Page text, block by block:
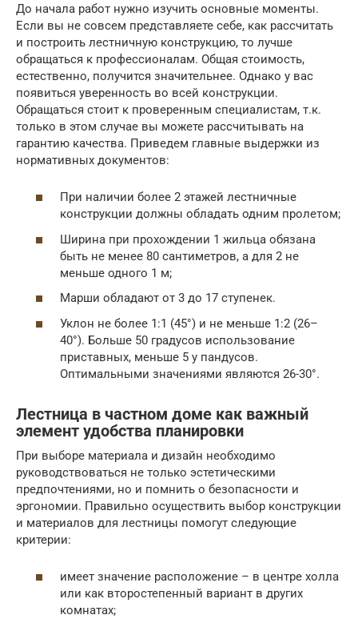
До начала работ нужно изучить основные моменты.
Если вы не совсем представляете себе, как рассчитать
и построить лестничную конструкцию, то лучше
обращаться к профессионалам. Общая стоимость,
естественно, получится значительнее. Однако у вас
появиться уверенность во всей конструкции.
Обращаться стоит к проверенным специалистам, т.к.
только в этом случае вы можете рассчитывать на
гарантию качества. Приведем главные выдержки из
нормативных документов:
При наличии более 2 этажей лестничные
конструкции должны обладать одним пролетом;
Ширина при прохождении 1 жильца обязана
быть не менее 80 сантиметров, а для 2 не
меньше одного 1 м;
Марши обладают от 3 до 17 ступенек.
Уклон не более 1:1 (45°) и не меньше 1:2 (26–
40°). Больше 50 градусов использование
приставных, меньше 5 у пандусов.
Оптимальными значениями являются 26-30°.
Лестница в частном доме как важный
элемент удобства планировки
При выборе материала и дизайн необходимо
руководствоваться не только эстетическими
предпочтениями, но и помнить о безопасности и
эргономии. Правильно осуществить выбор конструкции
и материалов для лестницы помогут следующие
критерии:
имеет значение расположение – в центре холла
или как второстепенный вариант в других
комнатах;